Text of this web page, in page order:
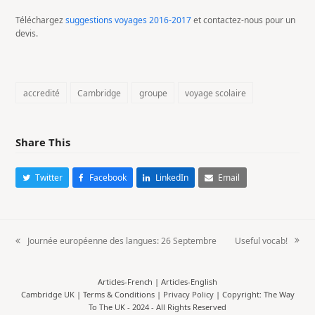
Téléchargezsuggestions voyages 2016-2017et contactez-nous pour un
devis.
accredité Cambridge groupe voyage scolaire
Share This
Twitter Facebook LinkedIn Email
previous
Journée européenne des langues: 26 Septembre
next
Useful vocab!
Articles-French | Articles-English
Cambridge UK | Terms & Conditions| Privacy Policy| Copyright: The Way
To The UK - 2024 - All Rights Reserved